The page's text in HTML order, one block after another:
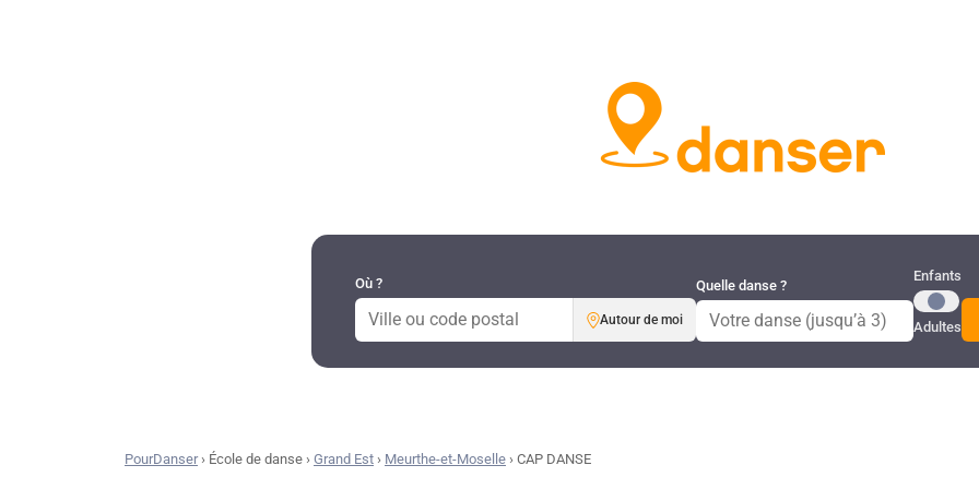
Où ?
Autour de moi
Quelle danse ?
Enfants
Adultes
PourDanser› École de danse › Grand Est › Meurthe-et-Moselle › CAP DANSE